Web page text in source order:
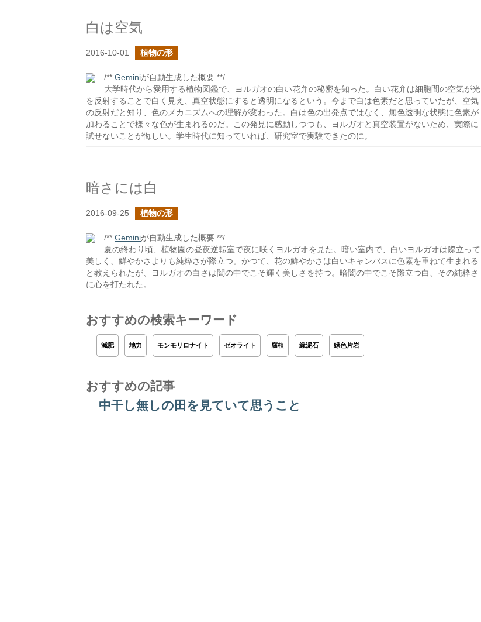
白は空気
2016-10-01 植物の形
/** Geminiが自動生成した概要 **/
大学時代から愛用する植物図鑑で、ヨルガオの白い花弁の秘密を知った。白い花弁は細胞間の空気が光
を反射することで白く見え、真空状態にすると透明になるという。今まで白は色素だと思っていたが、空気
の反射だと知り、色のメカニズムへの理解が変わった。白は色の出発点ではなく、無色透明な状態に色素が
加わることで様々な色が生まれるのだ。この発見に感動しつつも、ヨルガオと真空装置がないため、実際に
試せないことが悔しい。学生時代に知っていれば、研究室で実験できたのに。
暗さには白
2016-09-25 植物の形
/** Geminiが自動生成した概要 **/
夏の終わり頃、植物園の昼夜逆転室で夜に咲くヨルガオを見た。暗い室内で、白いヨルガオは際立って
美しく、鮮やかさよりも純粋さが際立つ。かつて、花の鮮やかさは白いキャンバスに色素を重ねて生まれる
と教えられたが、ヨルガオの白さは闇の中でこそ輝く美しさを持つ。暗闇の中でこそ際立つ白、その純粋さ
に心を打たれた。
おすすめの検索キーワード
減肥 地力 モンモリロナイト ゼオライト 腐植 緑泥石 緑色片岩
おすすめの記事
中干し無しの田を見ていて思うこと